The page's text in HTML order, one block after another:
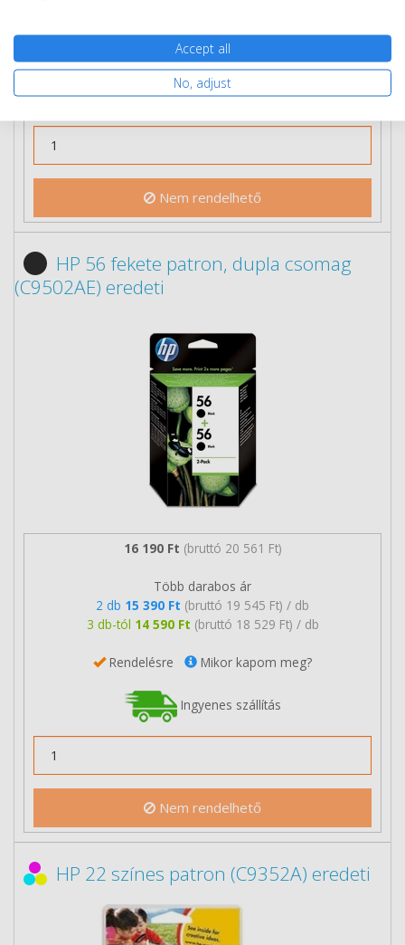
Rendelésre Mikor kapom meg?
Ingyenes szállítás
Nem rendelhető
HP 56 fekete patron, dupla csomag
(C9502AE) eredeti
16 190 Ft (bruttó 20 561 Ft)
Több darabos ár
2 db 15 390 Ft (bruttó 19 545 Ft) / db
3 db-tól 14 590 Ft (bruttó 18 529 Ft) / db
Rendelésre Mikor kapom meg?
Ingyenes szállítás
Nem rendelhető
HP 22 színes patron (C9352A) eredeti
Accept all
No, adjust